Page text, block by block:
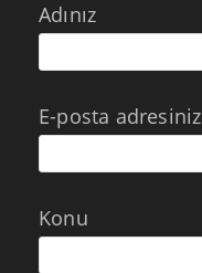
Adınız
E-posta adresiniz
Konu